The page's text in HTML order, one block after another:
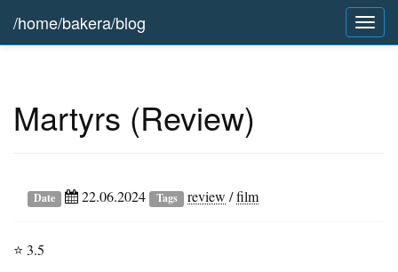
/home/bakera/blog
Martyrs (Review)
Date 22.06.2024 Tags review /film
⭐ 3.5